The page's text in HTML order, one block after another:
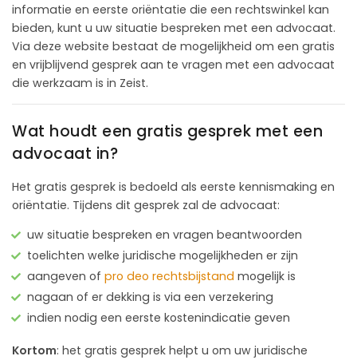
informatie en eerste oriëntatie die een rechtswinkel kan
bieden, kunt u uw situatie bespreken met een advocaat.
Via deze website bestaat de mogelijkheid om een gratis
en vrijblijvend gesprek aan te vragen met een advocaat
die werkzaam is in Zeist.
Wat houdt een gratis gesprek met een
advocaat in?
Het gratis gesprek is bedoeld als eerste kennismaking en
oriëntatie. Tijdens dit gesprek zal de advocaat:
uw situatie bespreken en vragen beantwoorden
toelichten welke juridische mogelijkheden er zijn
aangeven of pro deo rechtsbijstand mogelijk is
nagaan of er dekking is via een verzekering
indien nodig een eerste kostenindicatie geven
Kortom: het gratis gesprek helpt u om uw juridische